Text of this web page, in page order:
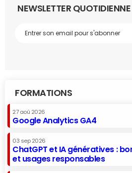
NEWSLETTER QUOTIDIENNE
FORMATIONS
27 aoû 2026
Google Analytics GA4
03 sep 2026
ChatGPT et IA génératives :
et usages responsables